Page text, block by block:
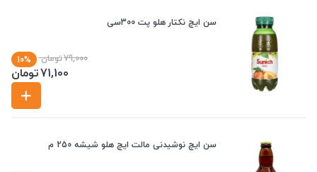
سن ایچ نکتار هلو پت 300سی
79,000تومان 10%
71,100تومان
سن ایچ نوشیدنی مالت ایچ هلو شیشه 250 م